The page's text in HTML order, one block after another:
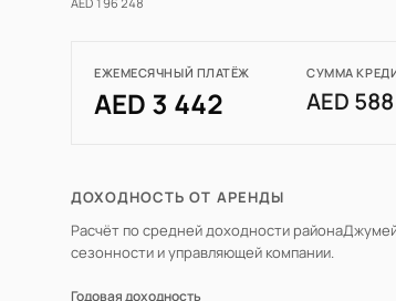
ЕЖЕМЕСЯЧНЫЙ ПЛАТЁЖ
AED 3 442
СУММА
AED
ДОХОДНОСТЬ ОТ АРЕНДЫ
Расчёт по средней доходности района
сезонности и управляющей компании.
Годовая доходность